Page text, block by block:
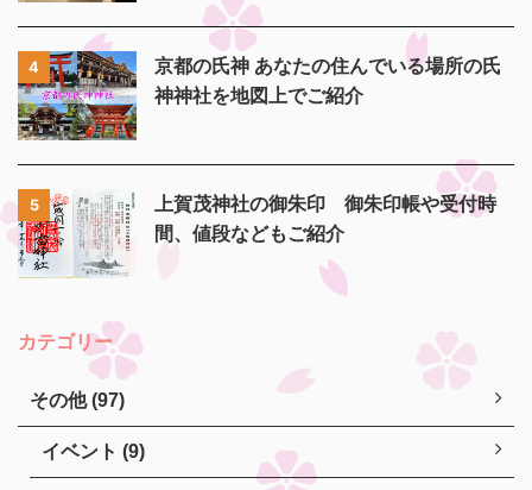
4
京都の氏神 あなたの住んでいる場所の氏
神神社を地図上でご紹介
5
上賀茂神社の御朱印 御朱印帳や受付時
間、値段などもご紹介
カテゴリー
その他 (97)
イベント (9)